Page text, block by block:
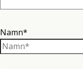
Namn*